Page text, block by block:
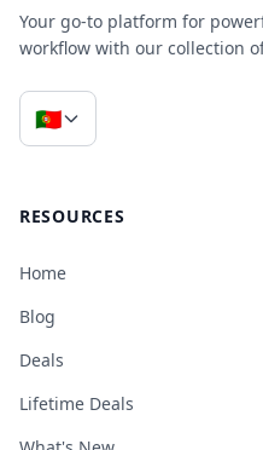
Your go-to platform for
workflow with our collection
🇵🇹
RESOURCES
Home
Blog
Deals
Lifetime Deals